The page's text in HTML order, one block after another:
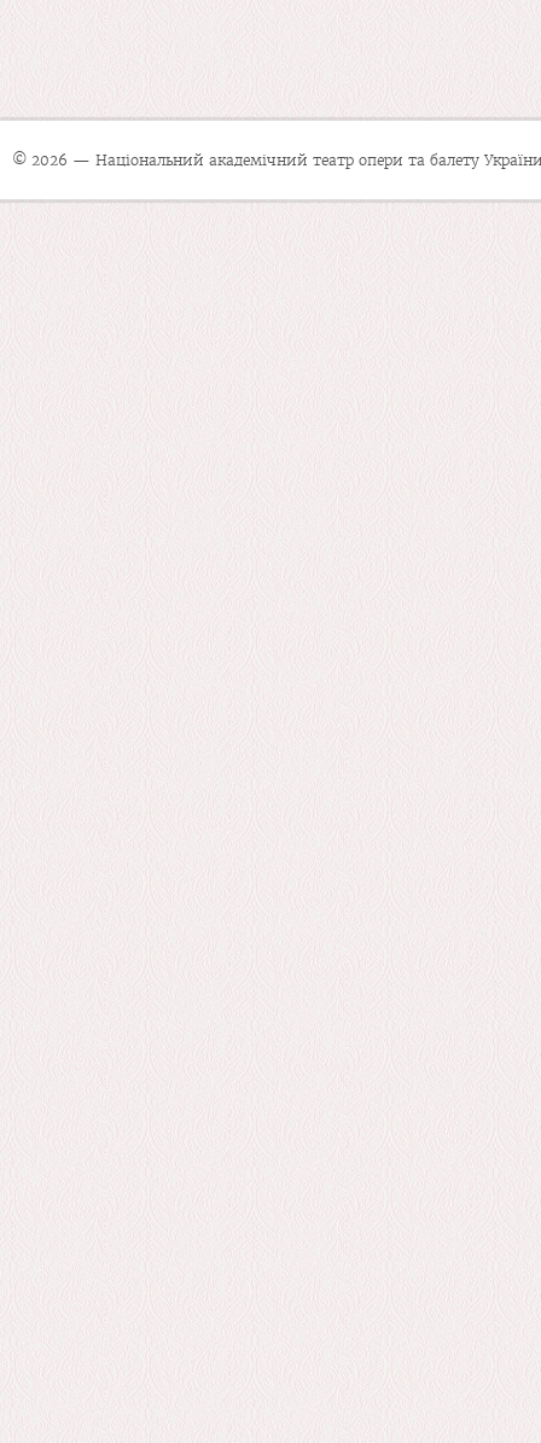
© 2026 — Національний академічний театр опери та балету